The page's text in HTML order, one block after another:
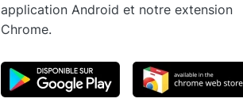
application Android et notre extension
Chrome.